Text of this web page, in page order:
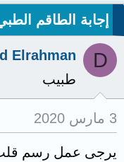
إجابة الطاقم
D
Elrahman
طبيب
3 مارس 2020
يرجى عمل رسم